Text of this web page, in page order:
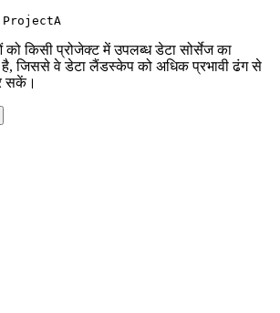
किसी प्रोजेक्ट में उपलब्ध डेटा सोर्सेज का
जिससे वे डेटा लैंडस्केप को अधिक प्रभावी ढंग से
सकें।